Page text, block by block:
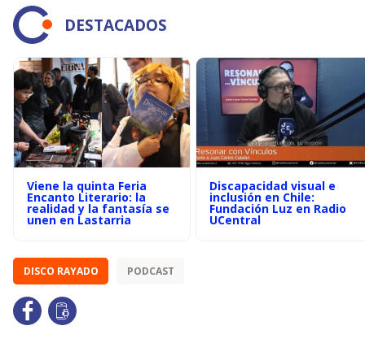
DESTACADOS
Viene la quinta Feria
Encanto Literario: la
realidad y la fantasía se
unen en Lastarria
Discapacidad visual e
inclusión en Chile:
Fundación Luz en Radio
UCentral
DISCO RAYADO PODCAST